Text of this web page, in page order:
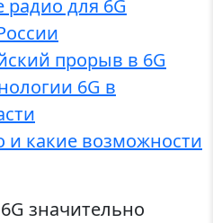
радио для 6G
прорыв в 6G
6G в
и какие возможности
значительно